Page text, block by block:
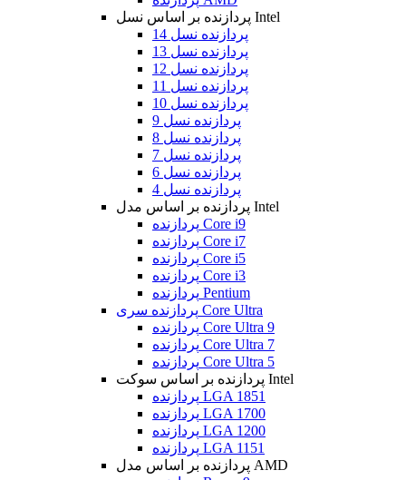
پردازنده بر اساس نسل Intel
پردازنده نسل 14
پردازنده نسل 13
پردازنده نسل 12
پردازنده نسل 11
پردازنده نسل 10
پردازنده نسل 9
پردازنده نسل 8
پردازنده نسل 7
پردازنده نسل 6
پردازنده نسل 4
پردازنده بر اساس مدل Intel
پردازنده Core i9
پردازنده Core i7
پردازنده Core i5
پردازنده Core i3
پردازنده Pentium
پردازنده سری Core Ultra
پردازنده Core Ultra 9
پردازنده Core Ultra 7
پردازنده Core Ultra 5
پردازنده بر اساس سوکت Intel
پردازنده LGA 1851
پردازنده LGA 1700
پردازنده LGA 1200
پردازنده LGA 1151
پردازنده بر اساس مدل AMD